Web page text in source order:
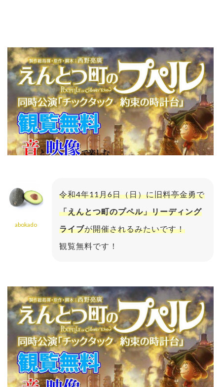
abokado
令和4年11月6日（日）に旧料亭金勇で
「えんとつ町のプペル」リーディング
ライブが開催されるみたいです！
観覧無料です！